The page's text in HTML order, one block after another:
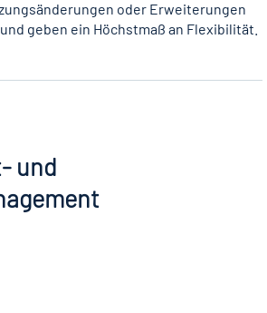
oder Erweiterungen
geben ein Höchstmaß an Flexibilität.
und